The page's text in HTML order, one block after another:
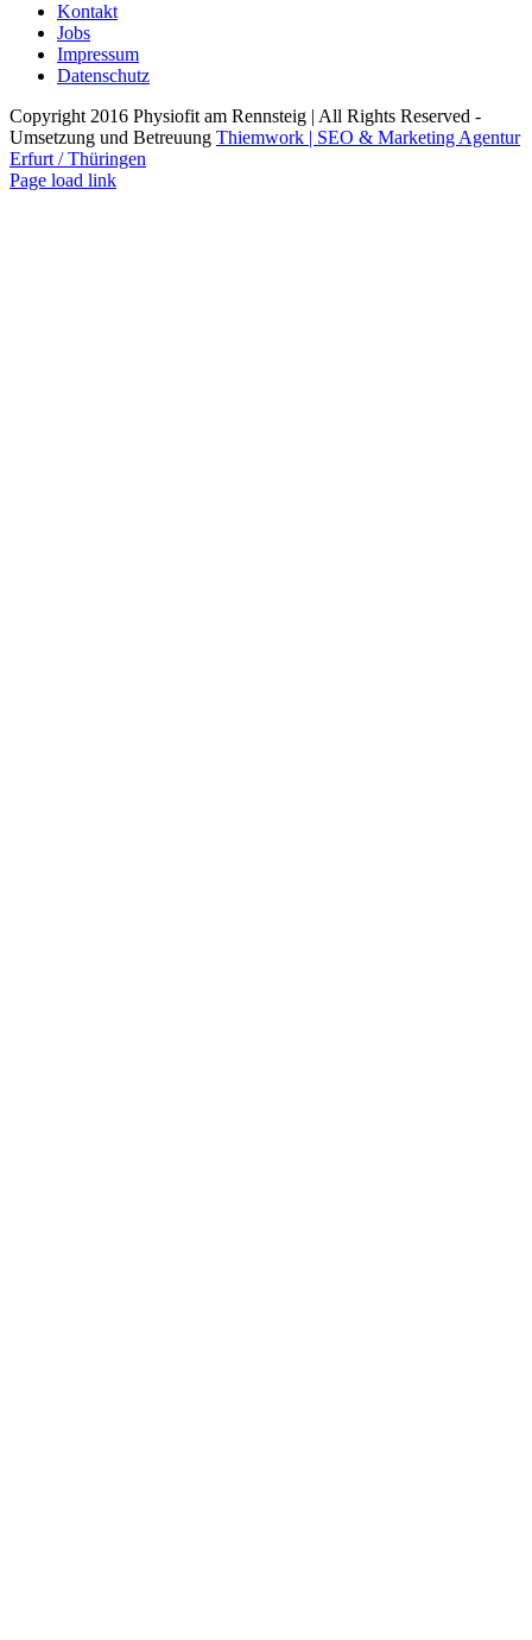
Kontakt
Jobs
Impressum
Datenschutz
Copyright 2016 Physiofit am Rennsteig | All Rights Reserved -
Umsetzung und Betreuung Thiemwork | SEO & Marketing Agentur
Erfurt / Thüringen
Facebook
Instagram
Page load link